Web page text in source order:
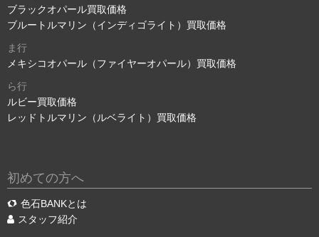
ブラックオパール買取価格
ブルートルマリン（インディゴライト）買取価格
ま行
メキシコオパール（ファイヤーオパール）買取価格
ら行
ルビー買取価格
レッドトルマリン（ルベライト）買取価格
初めての方へ
色石BANKとは
スタッフ紹介